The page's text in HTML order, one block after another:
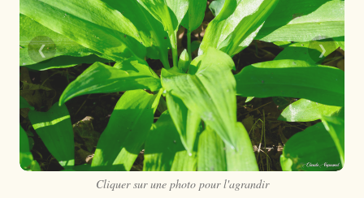
❮ ❯
Cliquer sur une photo pour l'agrandir